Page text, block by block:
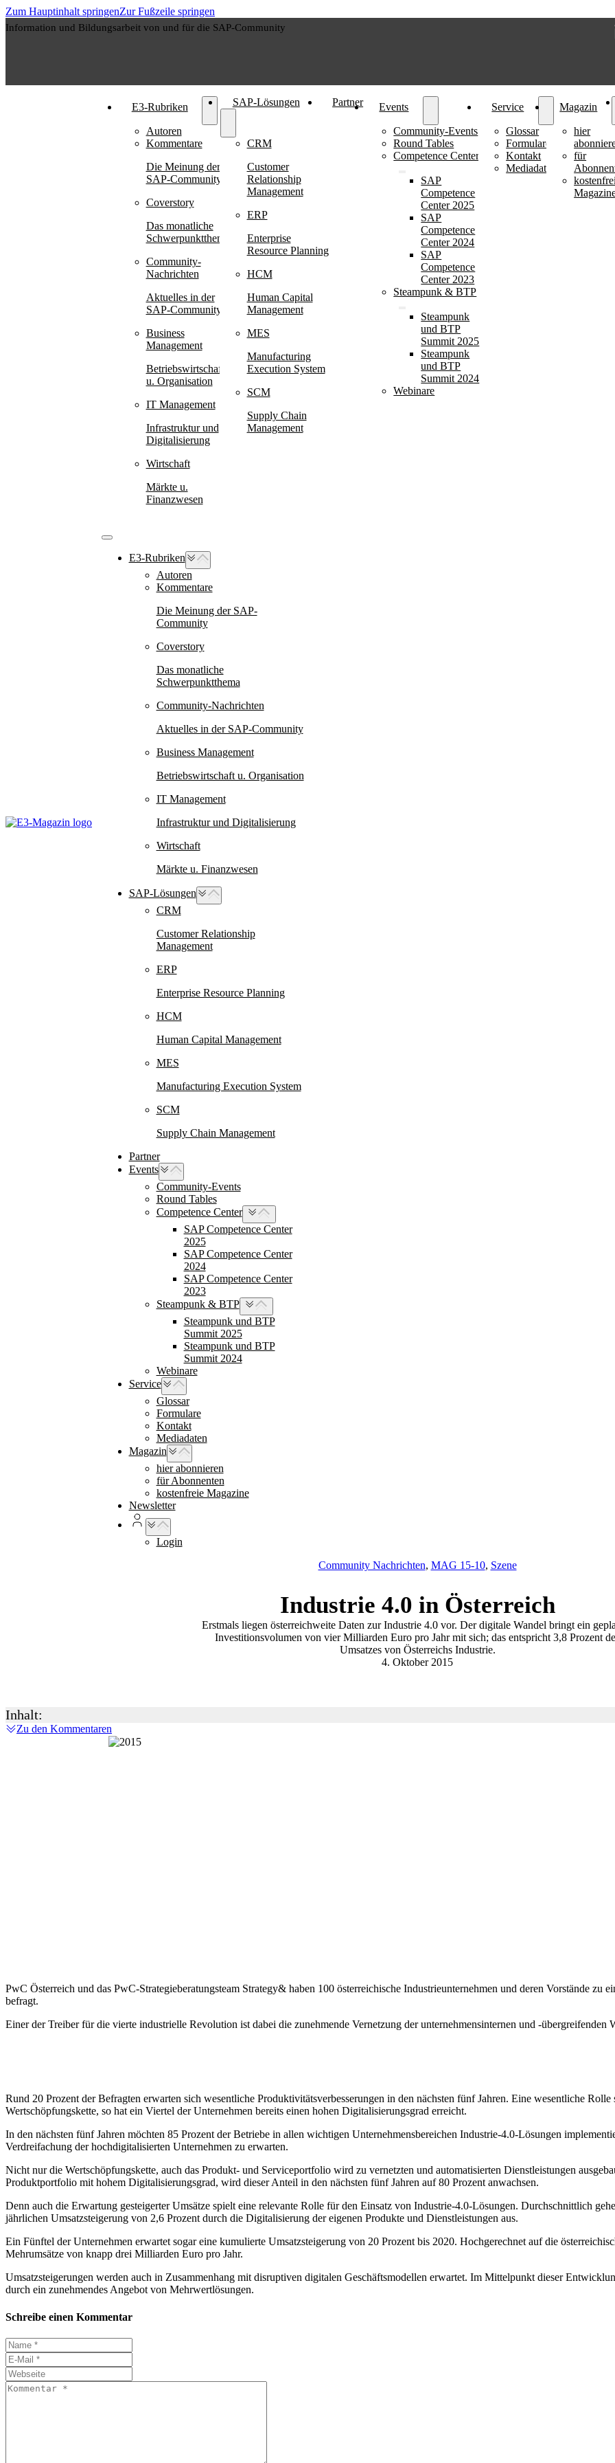
Zum Hauptinhalt springenZur Fußzeile springen
Information und Bildungsarbeit von und für die SAP-Community
E3-Rubriken
Autoren
Kommentare
Die Meinung der
SAP-Community
Coverstory
Das monatliche
Schwerpunktthema
Community-
Nachrichten
Aktuelles in der
SAP-Community
Business
Management
Betriebswirtschaft
u. Organisation
IT Management
Infrastruktur und
Digitalisierung
Wirtschaft
Märkte u.
Finanzwesen
SAP-Lösungen
CRM
Customer
Relationship
Management
ERP
Enterprise
Resource Planning
HCM
Human Capital
Management
MES
Manufacturing
Execution System
SCM
Supply Chain
Management
Partner Events
Community-Events
Round Tables
Competence Center
SAP
Competence
Center 2025
SAP
Competence
Center 2024
SAP
Competence
Center 2023
Steampunk & BTP
Steampunk
und BTP
Summit 2025
Steampunk
und BTP
Summit 2024
Webinare
Service
Glossar
Formulare
Kontakt
Mediadaten
Magazin
hier
für
E3-Rubriken
Autoren
Kommentare
Die Meinung der SAP-
Community
Coverstory
Das monatliche
Schwerpunktthema
Community-Nachrichten
Aktuelles in der SAP-Community
Business Management
Betriebswirtschaft u. Organisation
IT Management
Infrastruktur und Digitalisierung
Wirtschaft
Märkte u. Finanzwesen
SAP-Lösungen
CRM
Customer Relationship
Management
ERP
Enterprise Resource Planning
HCM
Human Capital Management
MES
Manufacturing Execution System
SCM
Supply Chain Management
Partner
Events
Community-Events
Round Tables
Competence Center
SAP Competence Center
2025
SAP Competence Center
2024
SAP Competence Center
2023
Steampunk & BTP
Steampunk und BTP
Summit 2025
Steampunk und BTP
Summit 2024
Webinare
Service
Glossar
Formulare
Kontakt
Mediadaten
Magazin
hier abonnieren
für Abonnenten
kostenfreie Magazine
Newsletter
Login
Community Nachrichten, MAG 15-10, Szene
Industrie 4.0 in Österreich
Erstmals liegen österreichweite Daten zur Industrie 4.0 vor. Der digitale Wandel bringt ein
Investitionsvolumen von vier Milliarden Euro pro Jahr mit sich; das entspricht 3,8 Prozent
Umsatzes von Österreichs Industrie.
4. Oktober 2015
Inhalt:
Zu den Kommentaren
PwC Österreich und das PwC-Strategieberatungsteam Strategy& haben 100 österreichische Industrieunternehmen und deren Vorstände zu
befragt.
Einer der Treiber für die vierte industrielle Revolution ist dabei die zunehmende Vernetzung der unternehmensinternen und -übergreifenden
Rund 20 Prozent der Befragten erwarten sich wesentliche Produktivitätsverbesserungen in den nächsten fünf Jahren. Eine wesentliche
Wertschöpfungskette, so hat ein Viertel der Unternehmen bereits einen hohen Digitalisierungsgrad erreicht.
In den nächsten fünf Jahren möchten 85 Prozent der Betriebe in allen wichtigen Unternehmensbereichen Industrie-4.0-Lösungen
Verdreifachung der hochdigitalisierten Unternehmen zu erwarten.
Nicht nur die Wertschöpfungskette, auch das Produkt- und Serviceportfolio wird zu vernetzten und automatisierten Dienstleistungen
Produktportfolio mit hohem Digitalisierungsgrad, wird dieser Anteil in den nächsten fünf Jahren auf 80 Prozent anwachsen.
Denn auch die Erwartung gesteigerter Umsätze spielt eine relevante Rolle für den Einsatz von Industrie-4.0-Lösungen. Durchschnittlich
jährlichen Umsatzsteigerung von 2,6 Prozent durch die Digitalisierung der eigenen Produkte und Dienstleistungen aus.
Ein Fünftel der Unternehmen erwartet sogar eine kumulierte Umsatzsteigerung von 20 Prozent bis 2020. Hochgerechnet auf die
Mehrumsätze von knapp drei Milliarden Euro pro Jahr.
Umsatzsteigerungen werden auch in Zusammenhang mit disruptiven digitalen Geschäftsmodellen erwartet. Im Mittelpunkt dieser
durch ein zunehmendes Angebot von Mehrwertlösungen.
Schreibe einen Kommentar